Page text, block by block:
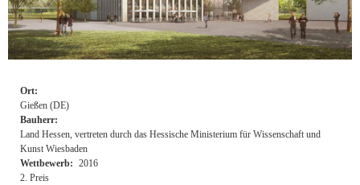
Ort:
Gießen (DE)
Bauherr:
Land Hessen, vertreten durch das Hessische Ministerium für Wissenschaft und
Kunst Wiesbaden
Wettbewerb:
2. Preis
2016